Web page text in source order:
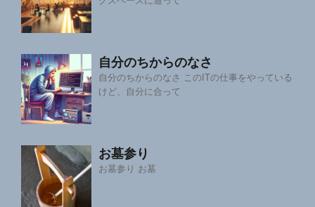
自分のちからのなさ
自分のちからのなさ このITの仕事をやっている
けど、自分に合って
お墓参り
お墓参り お墓